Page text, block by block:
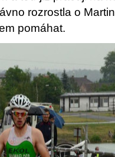
rozrostla o
pomáhat.